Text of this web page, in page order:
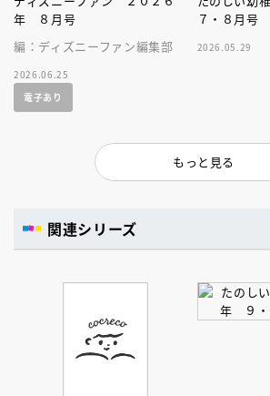
年 ８月号
編：ディズニーファン編集部
2026.06.25
電子あり
７・８月号
2026.05.29
もっと見る
関連シリーズ